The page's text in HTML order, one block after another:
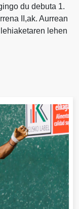
du debuta 1.
II,ak. Aurrean
lehen